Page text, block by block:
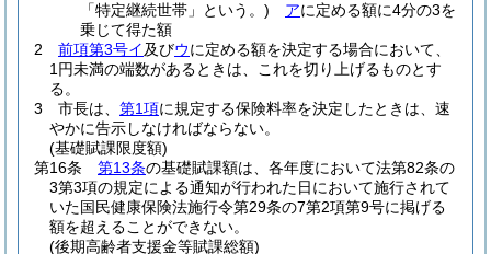
「特定継続世帯」という。)
アに定める額に4分の3を
乗じて得た額
2
前項第3号イ及びウに定める額を決定する場合において、
1円未満の端数があるときは、これを切り上げるものとす
る。
3
市長は、 第1項に規定する保険料率を決定したときは、速
やかに告示しなければならない。
(基礎賦課限度額)
第16条
第13条の基礎賦課額は、各年度において法第82条の
3第3項の規定による通知が行われた日において施行されて
いた国民健康保険法施行令第29条の7第2項第9号に掲げる
額を超えることができない。
(後期高齢者支援金等賦課総額)